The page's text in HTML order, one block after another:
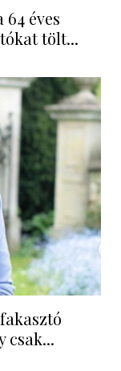
éves
tölt...
csak...